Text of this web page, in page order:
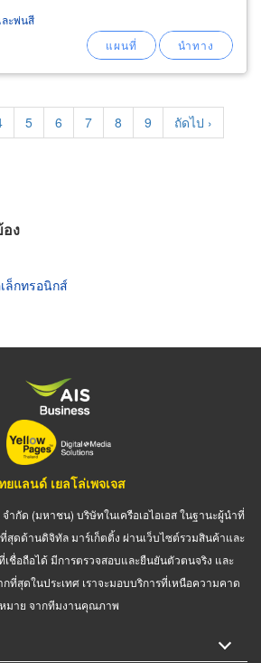
สีดำหยาบ สีดำเม็ด
น สีน้ำ pu, epoxy,
ะพ่นสี
Page
5 Page
6 Page
7 Page
8 Page
9
Next
page
ถัดไป ›
ง
ล็กทรอนิกส์
ยแลนด์ เยลโล่เพจเจส
ำกัด (มหาชน) บริษัทในเครือเอไอเอส ในฐานะผู้นำที่
ดด้านดิจิทัล มาร์เก็ตติ้ง ผ่านเว็บไซต์รวมสินค้าและ
เชื่อถือได้ มีการตรวจสอบและยืนยันตัวตนจริง และ
ที่สุดในประเทศ เราจะมอบบริการที่เหนือความคาด
หมาย จากทีมงานคุณภาพ